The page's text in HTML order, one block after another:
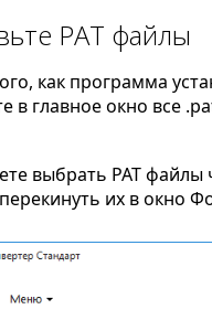
PAT файлы
как программа
в главное окно все
выбрать PAT файлы
их в окно